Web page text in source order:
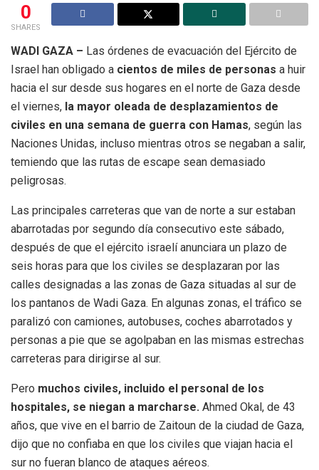
0
SHARES
WADI GAZA – Las órdenes de evacuación del Ejército de
Israel han obligado a cientos de miles de personas a huir
hacia el sur desde sus hogares en el norte de Gaza desde
el viernes, la mayor oleada de desplazamientos de
civiles en una semana de guerra con Hamas, según las
Naciones Unidas, incluso mientras otros se negaban a salir,
temiendo que las rutas de escape sean demasiado
peligrosas.
Las principales carreteras que van de norte a sur estaban
abarrotadas por segundo día consecutivo este sábado,
después de que el ejército israelí anunciara un plazo de
seis horas para que los civiles se desplazaran por las
calles designadas a las zonas de Gaza situadas al sur de
los pantanos de Wadi Gaza. En algunas zonas, el tráfico se
paralizó con camiones, autobuses, coches abarrotados y
personas a pie que se agolpaban en las mismas estrechas
carreteras para dirigirse al sur.
Pero muchos civiles, incluido el personal de los
hospitales, se niegan a marcharse. Ahmed Okal, de 43
años, que vive en el barrio de Zaitoun de la ciudad de Gaza,
dijo que no confiaba en que los civiles que viajan hacia el
sur no fueran blanco de ataques aéreos.